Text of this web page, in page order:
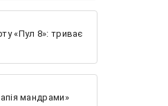
«Пул 8»: триває
мандрами»